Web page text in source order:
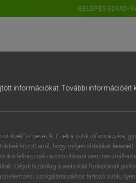
BELÉPÉS EDUID-
információkat. További információért
is nevezik. Ezek a sütik információkat
között arról, hogy milyen oldalakat keresett
a felhasználó azonosítására nem
Céljuk kizárólag a weboldal funkcióinak
elemzési szolgáltatásokhoz tartozó sütik;
5 6 7 8 9
r t z u i
g h j k l é
c v b n m , .